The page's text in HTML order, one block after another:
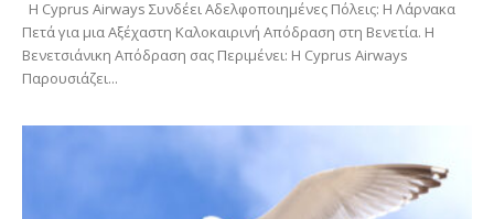
H Cyprus Airways Συνδέει Αδελφοποιημένες Πόλεις: Η Λάρνακα
Πετά για μια Αξέχαστη Καλοκαιρινή Απόδραση στη Βενετία. Η
Βενετσιάνικη Απόδραση σας Περιμένει: Η Cyprus Airways
Παρουσιάζει...